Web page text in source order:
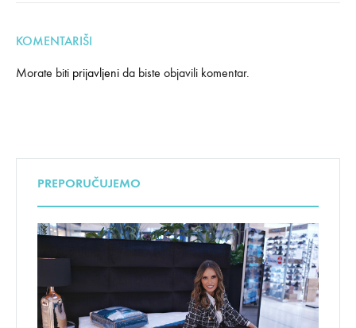
KOMENTARIŠI
Morate biti prijavljeni da biste objavili komentar.
PREPORUČUJEMO